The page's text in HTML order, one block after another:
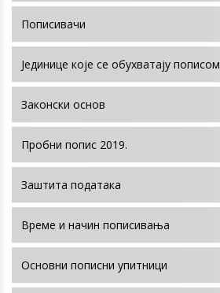
Пописивачи
Јединице које се обухватају пописом
Законски основ
Пробни попис 2019.
Заштита података
Време и начин пописивања
Основни пописни упитници